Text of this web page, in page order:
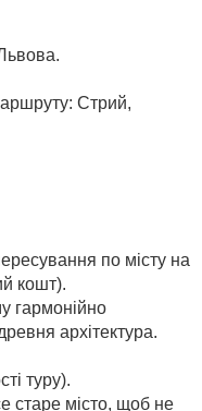
Стрий,
по місту на
кошт).
гармонійно
архітектура.
туру).
старе місто, щоб не